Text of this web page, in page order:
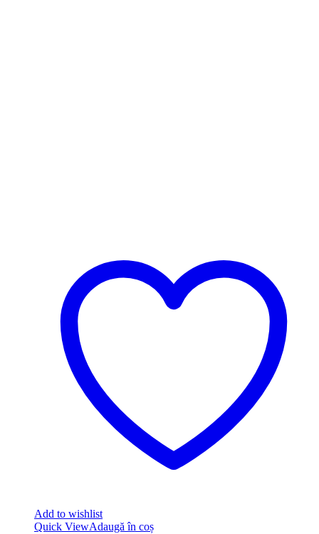
Add to wishlist
Quick ViewAdaugă în coș